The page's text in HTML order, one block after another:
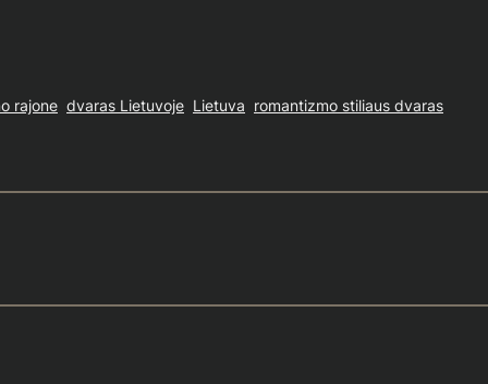
rajone dvaras Lietuvoje Lietuva romantizmo stiliaus dvaras